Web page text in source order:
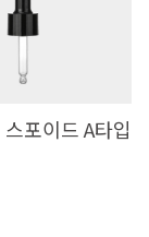
포이드 A타입